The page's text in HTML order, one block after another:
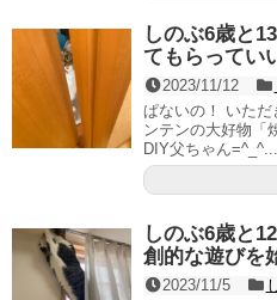
しのぶ6歳と
てもらってい
2023/11/12
ぱないの！ いた
ンテンの大好物「
DIY父ちゃん=^_^...
しのぶ6歳と
創的な遊び
2023/11/5